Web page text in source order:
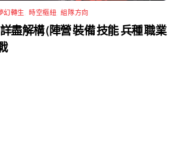
幻轉生 時空樞紐 ,組隊方向
盡解構 (陣營 裝備 技能 兵種 職業